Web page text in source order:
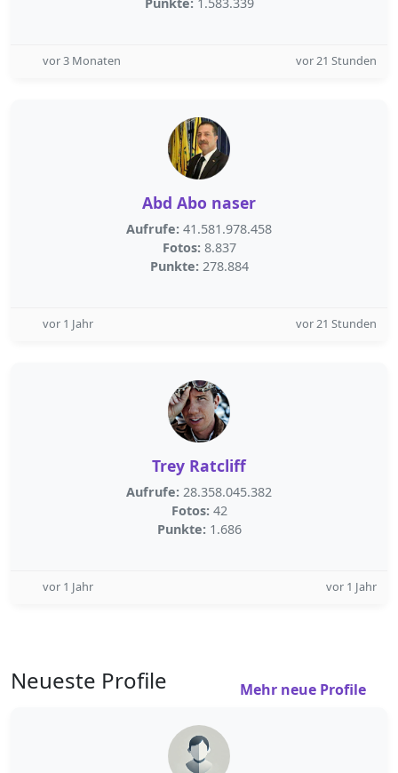
vor 3 Monaten vor 21 Stunden
Abd Abo naser
Aufrufe: 41.581.978.458
Fotos: 8.837
Punkte: 278.884
vor 1 Jahr vor 21 Stunden
Trey Ratcliff
Aufrufe: 28.358.045.382
Fotos: 42
Punkte: 1.686
vor 1 Jahr vor 1 Jahr
Neueste Profile Mehr neue Profile